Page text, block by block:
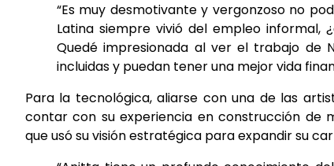
“Es muy desmotivante y vergonzoso no
Latina siempre vivió del empleo informal,
Quedé impresionada al ver el trabajo de
incluidas y puedan tener una mejor vida
Para la tecnológica, aliarse con una de las
contar con su experiencia en construcción de
que usó su visión estratégica para expandir su